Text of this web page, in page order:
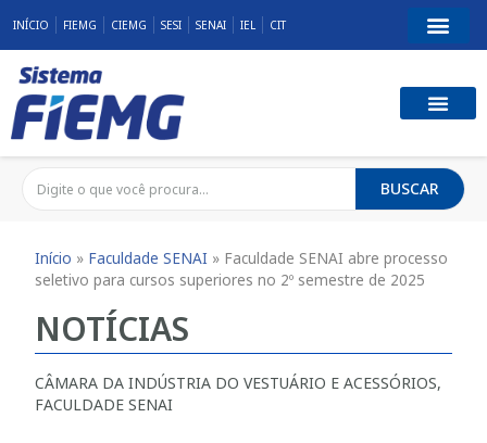
INÍCIO FIEMG CIEMG SESI SENAI IEL CIT
BUSCAR
Início » Faculdade SENAI » Faculdade SENAI abre processo
seletivo para cursos superiores no 2º semestre de 2025
NOTÍCIAS
CÂMARA DA INDÚSTRIA DO VESTUÁRIO E ACESSÓRIOS,
FACULDADE SENAI